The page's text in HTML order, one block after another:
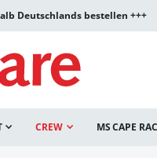
Deutschlands bestellen +++
CREW MS CAPE